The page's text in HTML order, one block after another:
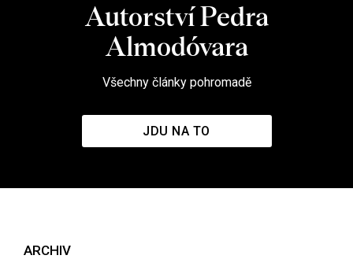
Autorství Pedra
Almodóvara
Všechny články pohromadě
JDU NA TO
ARCHIV